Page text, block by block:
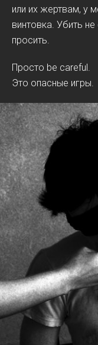
или их жертвам, у
винтовка. Убить
просить.
Просто be careful.
Это опасные игры.